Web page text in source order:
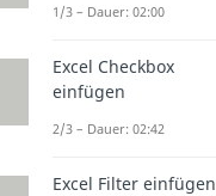
1/3 – Dauer: 02:00
Excel Checkbox
einfügen
2/3 – Dauer: 02:42
Excel Filter einfügen